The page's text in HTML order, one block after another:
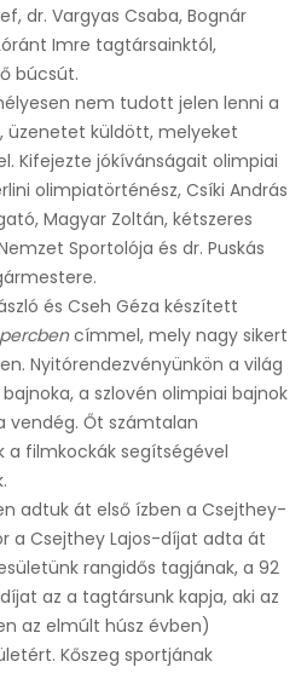
dr. Vargyas Csaba, Bognár
Imre tagtársainktól,
búcsút.
nem tudott jelen lenni a
üzenetet küldött, melyeket
Kifejezte jókívánságait olimpiai
olimpiatörténész, Csíki András
Magyar Zoltán, kétszeres
Sportolója és dr. Puskás
és Cseh Géza készített
címmel, mely nagy sikert
Nyitórendezvényünkön a világ
a szlovén olimpiai bajnok
vendég. Őt számtalan
a filmkockák segítségével
adtuk át első ízben a Csejthey-
a Csejthey Lajos-díjat adta át
rangidős tagjának, a 92
az a tagtársunk kapja, aki az
az elmúlt húsz évben)
Kőszeg sportjának